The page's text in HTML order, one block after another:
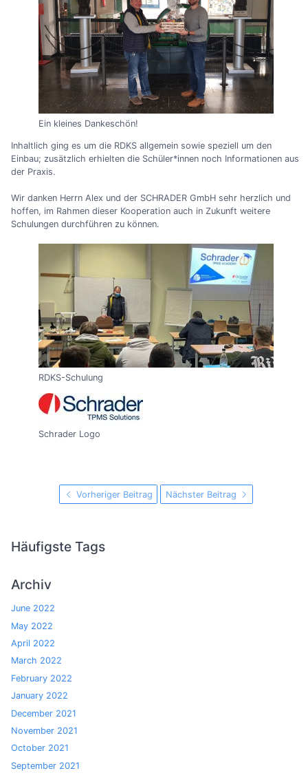
Ein kleines Dankeschön!
Inhaltlich ging es um die RDKS allgemein sowie speziell um den
Einbau; zusätzlich erhielten die Schüler*innen noch Informationen aus
der Praxis.
Wir danken Herrn Alex und der SCHRADER GmbH sehr herzlich und
hoffen, im Rahmen dieser Kooperation auch in Zukunft weitere
Schulungen durchführen zu können.
RDKS-Schulung
Schrader Logo
Vorheriger Beitrag Nächster Beitrag
Häufigste Tags
Archiv
June 2022
May 2022
April 2022
March 2022
February 2022
January 2022
December 2021
November 2021
October 2021
September 2021